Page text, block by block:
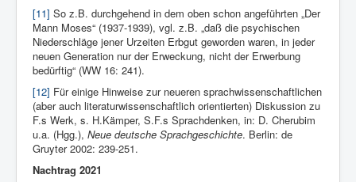
[11] So z.B. durchgehend in dem oben schon angeführten „Der
Mann Moses“ (1937-1939), vgl. z.B. „daß die psychischen
Niederschläge jener Urzeiten Erbgut geworden waren, in jeder
neuen Generation nur der Erweckung, nicht der Erwerbung
bedürftig“ (WW 16: 241).
[12] Für einige Hinweise zur neueren sprachwissenschaftlichen
(aber auch literaturwissenschaftlich orientierten) Diskussion zu
F.s Werk, s. H.Kämper, S.F.s Sprachdenken, in: D. Cherubim
u.a. (Hgg.), Neue deutsche Sprachgeschichte. Berlin: de
Gruyter 2002: 239-251.
Nachtrag 2021